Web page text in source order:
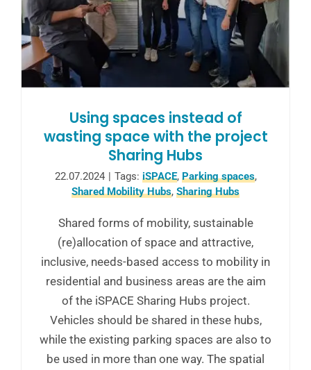
Using spaces instead of
wasting space with the project
Sharing Hubs
22.07.2024 | Tags: iSPACE, Parking spaces,
Shared Mobility Hubs, Sharing Hubs
Shared forms of mobility, sustainable
(re)allocation of space and attractive,
inclusive, needs-based access to mobility in
residential and business areas are the aim
of the iSPACE Sharing Hubs project.
Vehicles should be shared in these hubs,
while the existing parking spaces are also to
be used in more than one way. The spatial